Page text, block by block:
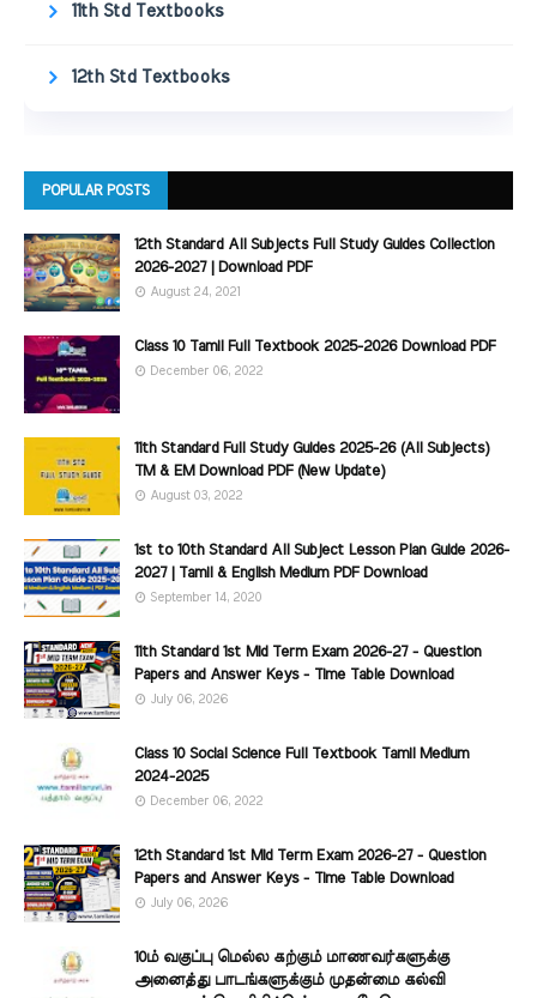
11th Std Textbooks
12th Std Textbooks
POPULAR POSTS
12th Standard All Subjects Full Study Guides Collection
2026-2027 | Download PDF
August 24, 2021
Class 10 Tamil Full Textbook 2025-2026 Download PDF
December 06, 2022
11th Standard Full Study Guides 2025-26 (All Subjects)
TM & EM Download PDF (New Update)
August 03, 2022
1st to 10th Standard All Subject Lesson Plan Guide 2026-
2027 | Tamil & English Medium PDF Download
September 14, 2020
11th Standard 1st Mid Term Exam 2026-27 - Question
Papers and Answer Keys - Time Table Download
July 06, 2026
Class 10 Social Science Full Textbook Tamil Medium
2024-2025
December 06, 2022
12th Standard 1st Mid Term Exam 2026-27 - Question
Papers and Answer Keys - Time Table Download
July 06, 2026
10ம் வகுப்பு மெல்ல கற்கும் மாணவர்களுக்கு
அனைத்து பாடங்களுக்கும் முதன்மை கல்வி